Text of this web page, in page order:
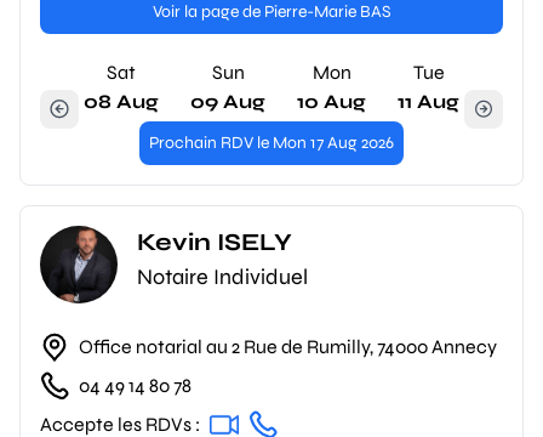
Voir la page de Pierre-Marie BAS
Sat
08 Aug
Sun
09 Aug
Mon
10 Aug
Tue
11 Aug
Prochain RDV le Mon 17 Aug 2026
Kevin ISELY
Notaire Individuel
Office notarial au 2 Rue de Rumilly, 74000 Annecy
04 49 14 80 78
Accepte les RDVs :